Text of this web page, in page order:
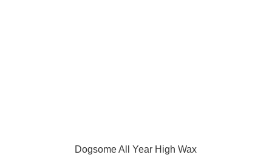
Dogsome All Year High Wax